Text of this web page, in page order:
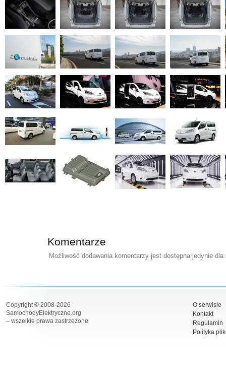
Komentarze
Możliwość dodawania komentarzy jest dostępna jedynie
Copyright © 2008-2026
SamochodyElektryczne.org
– wszelkie prawa zastrzeżone
O serwisie
Kontakt
Regulamin
Polityka